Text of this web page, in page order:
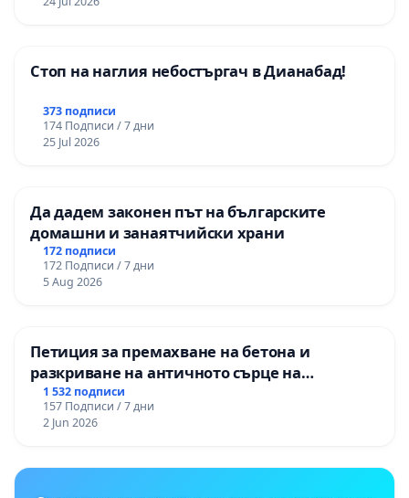
Стоп на наглия небостъргач в Дианабад!
373 подписи
174 Подписи / 7 дни
25 Jul 2026
Да дадем законен път на българските
домашни и занаятчийски храни
172 подписи
172 Подписи / 7 дни
5 Aug 2026
Петиция за премахване на бетона и
разкриване на античното сърце на
Могиланската могила във Враца
1 532 подписи
157 Подписи / 7 дни
2 Jun 2026